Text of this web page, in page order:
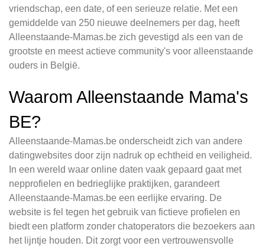
vriendschap, een date, of een serieuze relatie. Met een
gemiddelde van 250 nieuwe deelnemers per dag, heeft
Alleenstaande-Mamas.be zich gevestigd als een van de
grootste en meest actieve community's voor alleenstaande
ouders in België.
Waarom Alleenstaande Mama's
BE?
Alleenstaande-Mamas.be onderscheidt zich van andere
datingwebsites door zijn nadruk op echtheid en veiligheid.
In een wereld waar online daten vaak gepaard gaat met
nepprofielen en bedrieglijke praktijken, garandeert
Alleenstaande-Mamas.be een eerlijke ervaring. De
website is fel tegen het gebruik van fictieve profielen en
biedt een platform zonder chatoperators die bezoekers aan
het lijntje houden. Dit zorgt voor een vertrouwensvolle